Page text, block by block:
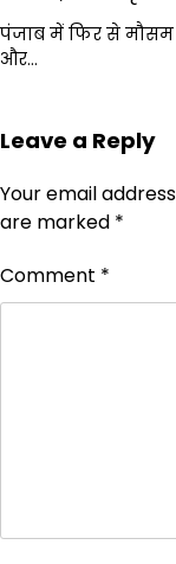
पंजाब में फिर से मौसम
और…
Leave a Reply
Your email
are marked *
Comment *